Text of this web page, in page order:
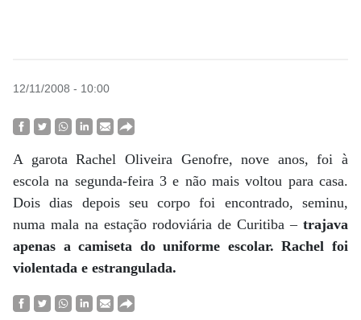
12/11/2008 - 10:00
A garota Rachel Oliveira Genofre, nove anos, foi à
escola na segunda-feira 3 e não mais voltou para casa.
Dois dias depois seu corpo foi encontrado, seminu,
numa mala na estação rodoviária de Curitiba –trajava
apenas a camiseta do uniforme escolar. Rachel foi
violentada e estrangulada.